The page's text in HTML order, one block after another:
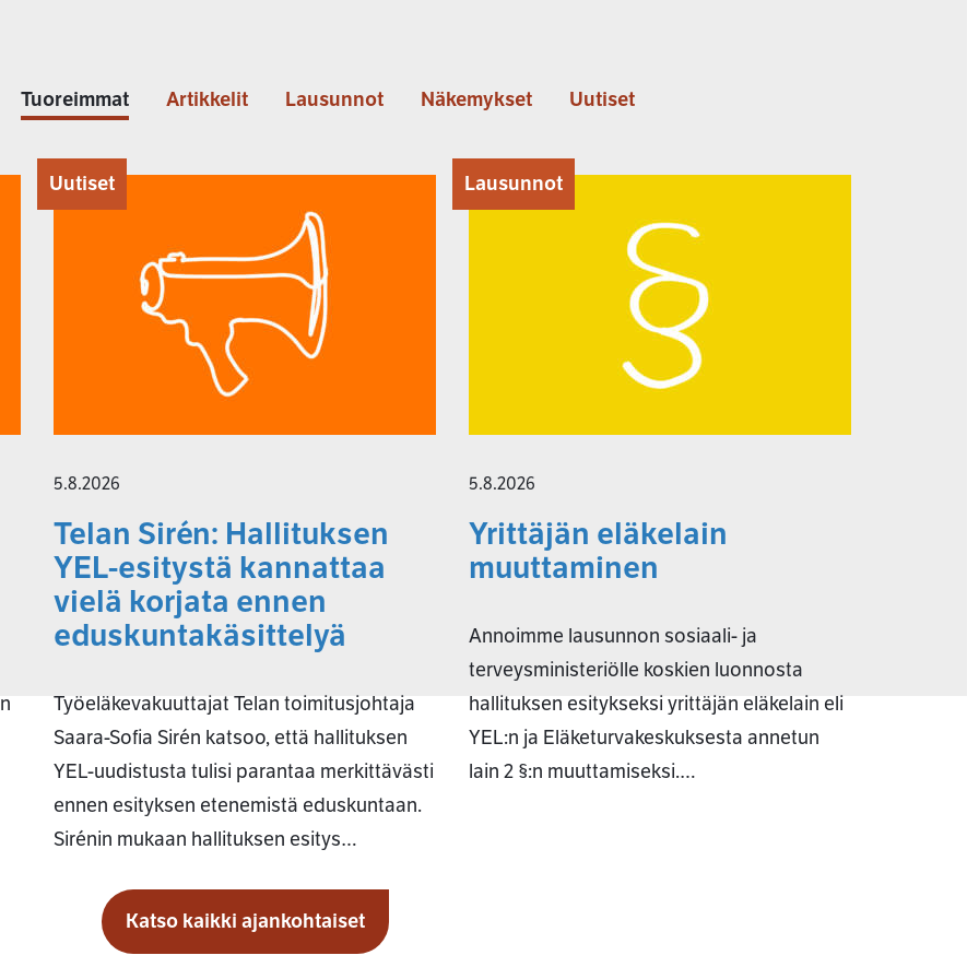
Tuoreimmat Artikkelit Lausunnot Näkemykset Uutiset
Uutiset
5.8.2026
Telan Sirén: Hallituksen
YEL-esitystä kannattaa
vielä korjata ennen
eduskuntakäsittelyä
Työeläkevakuuttajat Telan toimitusjohtaja
Saara-Sofia Sirén katsoo, että hallituksen
YEL-uudistusta tulisi parantaa merkittävästi
ennen esityksen etenemistä eduskuntaan.
Sirénin mukaan hallituksen esitys…
Lausunnot
5.8.2026
Yrittäjän eläkelain
muuttaminen
Annoimme lausunnon sosiaali- ja
terveysministeriölle koskien luonnosta
hallituksen esitykseksi yrittäjän eläkelain eli
YEL:n ja Eläketurvakeskuksesta annetun
lain 2 §:n muuttamiseksi.…
Katso kaikki ajankohtaiset